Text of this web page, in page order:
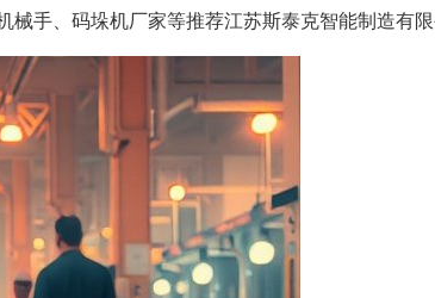
手、码垛机厂家等推荐江苏斯泰克智能制造有